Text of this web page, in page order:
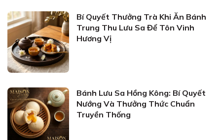
Bí Quyết Thưởng Trà Khi Ăn Bánh
Trung Thu Lưu Sa Để Tôn Vinh
Hương Vị
Bánh Lưu Sa Hồng Kông: Bí Quyết
Nướng Và Thưởng Thức Chuẩn
Truyền Thống